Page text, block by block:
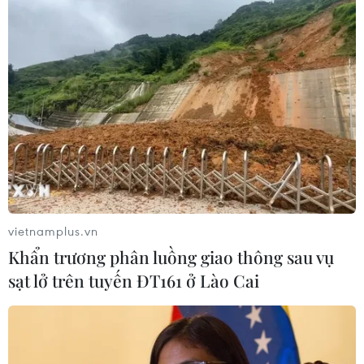
bè, người thân.
vietnamplus.vn
Khẩn trương phân luồng giao thông sau vụ
sạt lở trên tuyến ĐT161 ở Lào Cai